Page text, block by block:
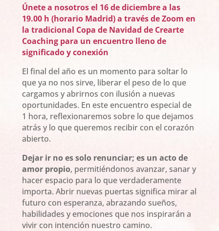
Únete a nosotros el 16 de diciembre a las
19.00 h (horario Madrid) a través de Zoom en
la tradicional Copa de Navidad de Crearte
Coaching para un encuentro lleno de
significado y conexión
El final del año es un momento para soltar lo
que ya no nos sirve, liberar el peso de lo que
cargamos y abrirnos con ilusión a nuevas
oportunidades. En este encuentro especial de
1 hora, reflexionaremos sobre lo que dejamos
atrás y lo que queremos recibir con el corazón
abierto.
Dejar ir no es solo renunciar; es un acto de
amor propio, permitiéndonos avanzar, sanar y
hacer espacio para lo que verdaderamente
importa. Abrir nuevas puertas significa mirar al
futuro con esperanza, abrazando sueños,
habilidades y emociones que nos inspirarán a
vivir con intención nuestro camino.